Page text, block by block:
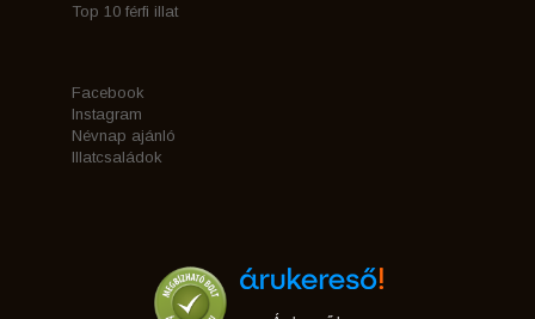
Top 10 férfi illat
Facebook
Instagram
Névnap ajánló
Illatcsaládok